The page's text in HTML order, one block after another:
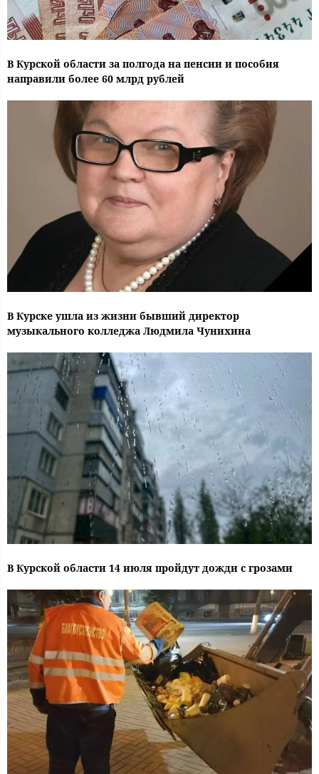
В Курской области за полгода на пенсии и пособия
направили более 60 млрд рублей
В Курске ушла из жизни бывший директор
музыкального колледжа Людмила Чунихина
В Курской области 14 июля пройдут дожди с грозами